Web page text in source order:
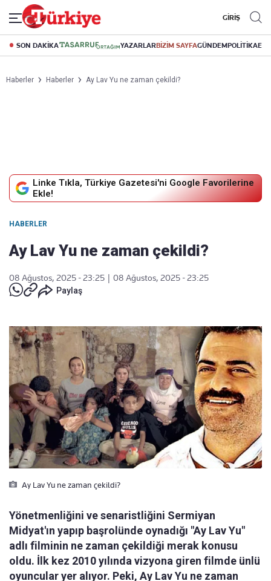
GİRİŞ
SON DAKİKA YAZARLARBİZİM SAYFAGÜNDEMPOLİTİKA
Haberler Haberler Ay Lav Yu ne zaman çekildi?
Linke Tıkla, Türkiye Gazetesi'ni Google Favorilerine
Ekle!
HABERLER
Ay Lav Yu ne zaman çekildi?
08 Ağustos, 2025 - 23:25
08 Ağustos, 2025 - 23:25
Paylaş
Ay Lav Yu ne zaman çekildi?
Yönetmenliğini ve senaristliğini Sermiyan
Midyat'ın yapıp başrolünde oynadığı "Ay Lav Yu"
adlı filminin ne zaman çekildiği merak konusu
oldu. İlk kez 2010 yılında vizyona giren filmde ünlü
oyuncular yer alıyor. Peki, Ay Lav Yu ne zaman